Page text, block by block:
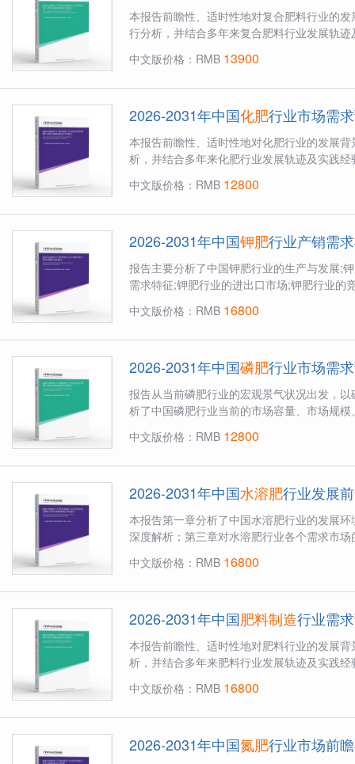
本报告前瞻性、适时性地对复合肥料行业的
行分析，并结合多年来复合肥料行业发展轨
中文版价格：RMB 13900
2026-2031年中国化肥行业市场需
本报告前瞻性、适时性地对化肥行业的发展
析，并结合多年来化肥行业发展轨迹及实践
中文版价格：RMB 12800
2026-2031年中国钾肥行业产销需
报告主要分析了中国钾肥行业的生产与发展;
需求特征;钾肥行业的进出口市场;钾肥行业的
中文版价格：RMB 16800
2026-2031年中国磷肥行业市场需
报告从当前磷肥行业的宏观景气状况出发，
析了中国磷肥行业当前的市场容量、市场规
中文版价格：RMB 12800
2026-2031年中国水溶肥行业发展
本报告第一章分析了中国水溶肥行业的发展
深度解析；第三章对水溶肥行业各个需求市
中文版价格：RMB 16800
2026-2031年中国肥料制造行业需
本报告前瞻性、适时性地对肥料行业的发展
析，并结合多年来肥料行业发展轨迹及实践
中文版价格：RMB 16800
2026-2031年中国氮肥行业市场前